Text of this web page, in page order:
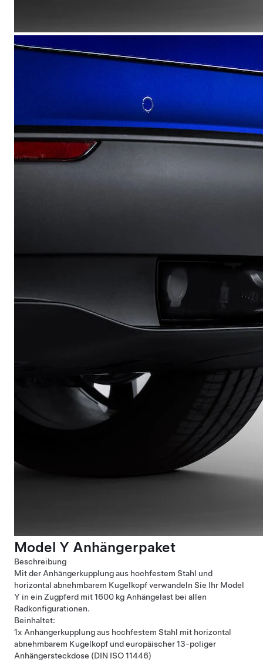
Model Y Anhängerpaket
Beschreibung
Mit der Anhängerkupplung aus hochfestem Stahl und
horizontal abnehmbarem Kugelkopf verwandeln Sie Ihr Model
Y in ein Zugpferd mit 1600 kg Anhängelast bei allen
Radkonfigurationen.
Beinhaltet:
1x Anhängerkupplung aus hochfestem Stahl mit horizontal
abnehmbarem Kugelkopf und europäischer 13-poliger
Anhängersteckdose (DIN ISO 11446)